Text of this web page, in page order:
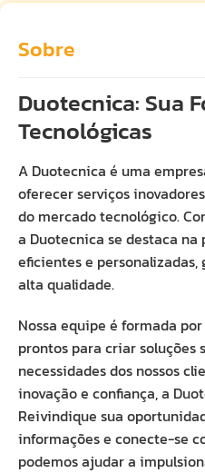
Sobre
Duotecnica: Sua
Tecnológicas
A Duotecnica é uma
oferecer serviços
do mercado tecnológico.
a Duotecnica se destaca na
eficientes e
alta qualidade.
Nossa equipe é formada
prontos para criar soluções
necessidades dos nossos
inovação e confiança, a
Reivindique sua
informações e conecte-se
podemos ajudar a